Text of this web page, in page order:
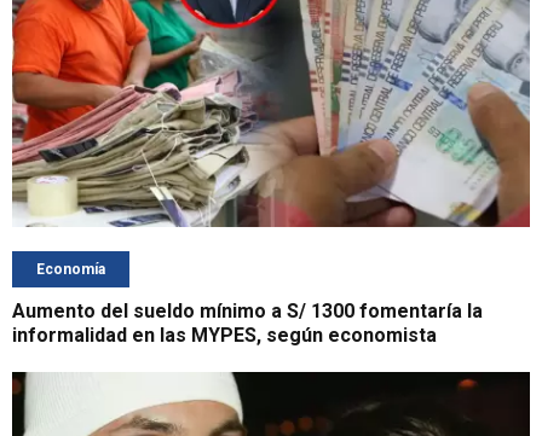
Economía
Aumento del sueldo mínimo a S/ 1300 fomentaría la
informalidad en las MYPES, según economista